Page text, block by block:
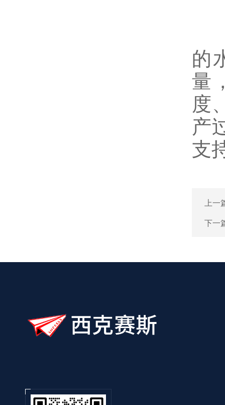
的
量
度
产
支
上一
下一